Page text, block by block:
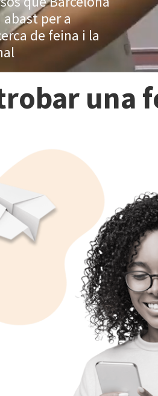
per a
de feina i la
una